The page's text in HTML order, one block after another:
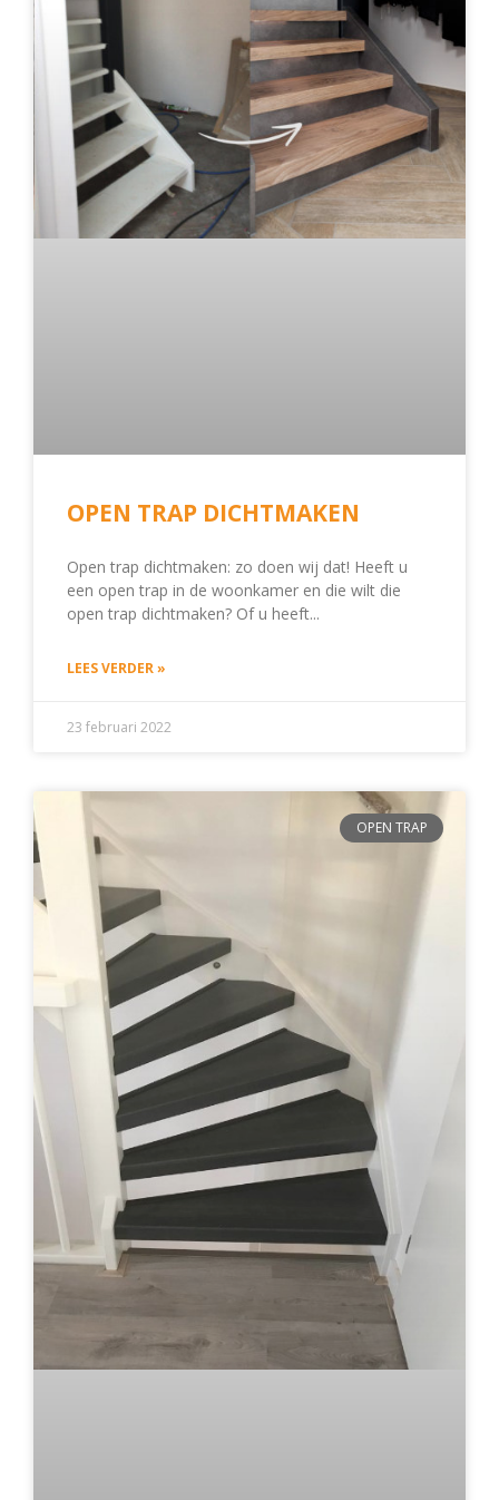
OPEN TRAP DICHTMAKEN
Open trap dichtmaken: zo doen wij dat! Heeft u
een open trap in de woonkamer en die wilt die
open trap dichtmaken? Of u heeft
LEES VERDER »
23 februari 2022
OPEN TRAP